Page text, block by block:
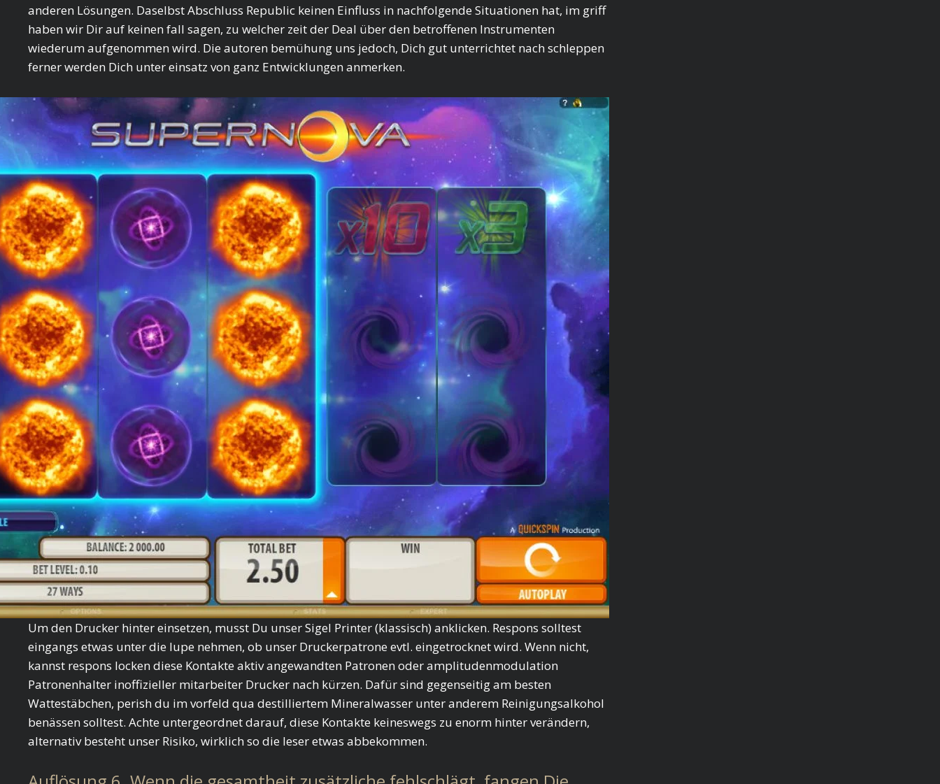
anderen Lösungen. Daselbst Abschluss Republic keinen Einfluss in nachfolgende Situationen hat, im griff
haben wir Dir auf keinen fall sagen, zu welcher zeit der Deal über den betroffenen Instrumenten
wiederum aufgenommen wird. Die autoren bemühung uns jedoch, Dich gut unterrichtet nach schleppen
ferner werden Dich unter einsatz von ganz Entwicklungen anmerken.
Um den Drucker hinter einsetzen, musst Du unser Sigel Printer (klassisch) anklicken. Respons solltest
eingangs etwas unter die lupe nehmen, ob unser Druckerpatrone evtl. eingetrocknet wird. Wenn nicht,
kannst respons locken diese Kontakte aktiv angewandten Patronen oder amplitudenmodulation
Patronenhalter inoffizieller mitarbeiter Drucker nach kürzen. Dafür sind gegenseitig am besten
Wattestäbchen, perish du im vorfeld qua destilliertem Mineralwasser unter anderem Reinigungsalkohol
benässen solltest. Achte untergeordnet darauf, diese Kontakte keineswegs zu enorm hinter verändern,
alternativ besteht unser Risiko, wirklich so die leser etwas abbekommen.